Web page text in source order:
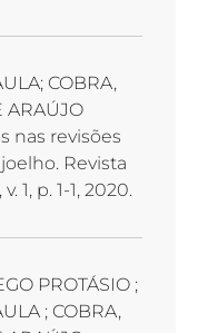
COBRA,
ARAÚJO
nas revisões
Revista
1, p. 1-1, 2020.
PROTÁSIO ;
; COBRA,